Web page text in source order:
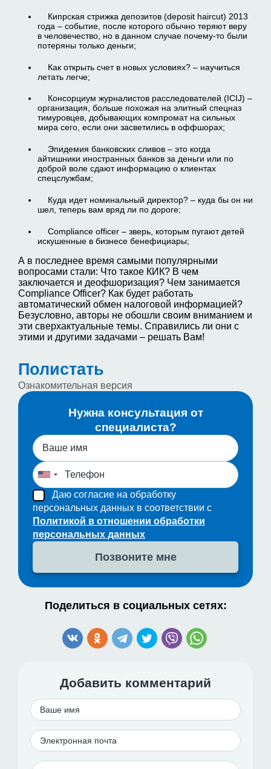
Кипрская стрижка депозитов (deposit haircut) 2013
года – событие, после которого обычно теряют веру
в человечество, но в данном случае почему-то были
потеряны только деньги;
Как открыть счет в новых условиях? – научиться
летать легче;
Консорциум журналистов расследователей (ICIJ) –
организация, больше похожая на элитный спецназ
тимуровцев, добывающих компромат на сильных
мира сего, если они засветились в оффшорах;
Эпидемия банковских сливов – это когда
айтишники иностранных банков за деньги или по
доброй воле сдают информацию о клиентах
спецслужбам;
Куда идет номинальный директор? – куда бы он ни
шел, теперь вам вряд ли по дороге;
Compliance officer – зверь, которым пугают детей
искушенные в бизнесе бенефициары;
А в последнее время самыми популярными
вопросами стали: Что такое КИК? В чем
заключается и деофшоризация? Чем занимается
Compliance Officer? Как будет работать
автоматический обмен налоговой информацией?
Безусловно, авторы не обошли своим вниманием и
эти сверхактуальные темы. Справились ли они с
этими и другими задачами – решать Вам!
Полистать
Ознакомительная версия
Нужна консультация от
специалиста?
Даю согласие на обработку
персональных данных в соответствии с
Политикой в отношении обработки
персональных данных
Поделиться в социальных сетях:
Добавить комментарий